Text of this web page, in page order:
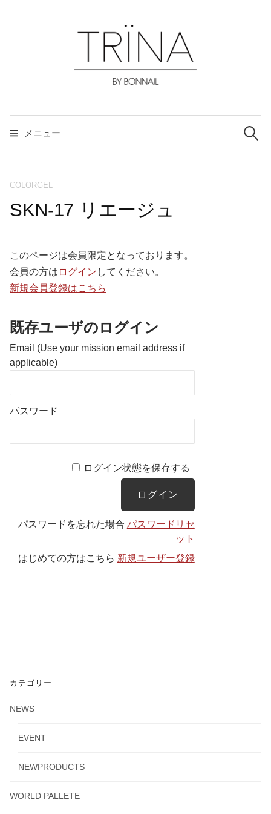
ス
キ
メニュー
索:
COLORGEL
SKN-17 リエージュ
このページは会員限定となっております。
会員の方は ログイン してください。
新規会員登録はこちら
既存ユーザのログイン
Email (Use your mission email address if
applicable)
パスワード
ログイン状態を保存する
パスワードを忘れた場合 パスワードリセ
ット
はじめての方はこちら 新規ユーザー登録
カテゴリー
NEWS
EVENT
NEWPRODUCTS
WORLD PALLETE